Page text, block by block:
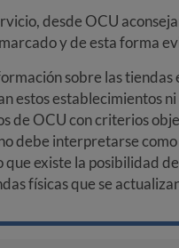
desde OCU
y de esta forma
sobre las
estos establecimientos
de OCU con criterios
debe interpretarse
que existe la posibilidad
físicas que se